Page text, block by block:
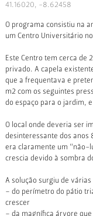
41.16020, -8.62458
O programa consistiu na
um Centro Universitário
Este Centro tem cerca de
privado. A capela
que a frequentava e
m2 com os seguintes
do espaço para o jardim,
O local onde deveria ser
desinteressante dos anos
era claramente um “não-
crescia devido à sombra
A solução surgiu de
– do perímetro do pátio
crescer
– da magnífica árvore